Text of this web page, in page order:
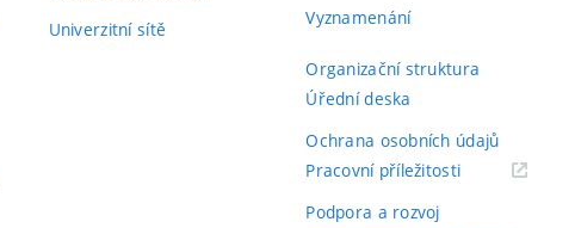
Univerzitní sítě
Vyznamenání
Organizační struktura
Úřední deska
Ochrana osobních údajů
Pracovní příležitosti(externí
Podpora a rozvoj